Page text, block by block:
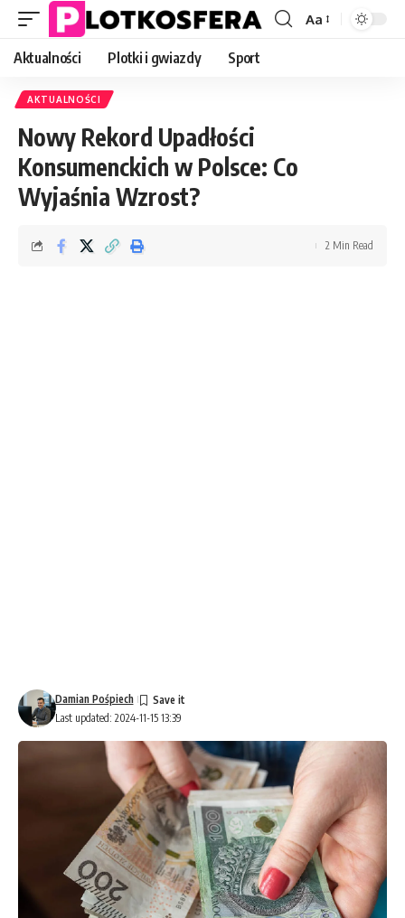
Font
Aa
Aktualności Plotki i gwiazdy Sport
AKTUALNOŚCI
Nowy Rekord Upadłości
Konsumenckich w Polsce: Co
Wyjaśnia Wzrost?
Last updated: 2024-11-15 13:39
Damian Pośpiech
2 Min Read